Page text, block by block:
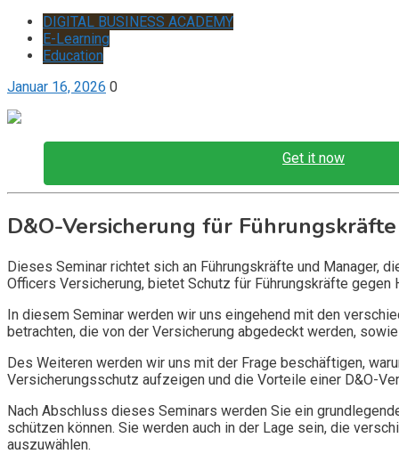
DIGITAL BUSINESS ACADEMY
E-Learning
Education
Januar 16, 2026 0
Get it now
D&O-Versicherung für
Dieses Seminar richtet sich an Führungskräfte und Manager,
Officers Versicherung, bietet Schutz für Führungskräfte
In diesem Seminar werden wir uns eingehend mit den
betrachten, die von der Versicherung abgedeckt werden,
Des Weiteren werden wir uns mit der Frage beschäftigen,
Versicherungsschutz aufzeigen und die Vorteile einer D&O-
Nach Abschluss dieses Seminars werden Sie ein
schützen können. Sie werden auch in der Lage sein, die
auszuwählen.